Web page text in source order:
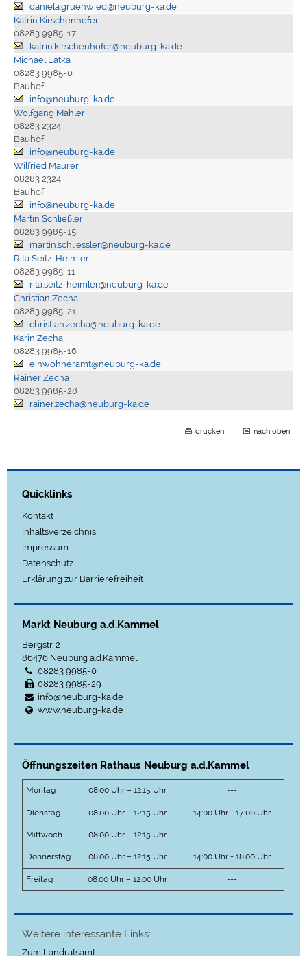
daniela.gruenwied@neuburg-ka.de
Katrin Kirschenhofer
08283 9985-17
katrin.kirschenhofer@neuburg-ka.de
Michael Latka
08283 9985-0
Bauhof
info@neuburg-ka.de
Wolfgang Mahler
08283 2324
Bauhof
info@neuburg-ka.de
Wilfried Maurer
08283 2324
Bauhof
info@neuburg-ka.de
Martin Schließler
08283 9985-15
martin.schliessler@neuburg-ka.de
Rita Seitz-Heimler
08283 9985-11
rita.seitz-heimler@neuburg-ka.de
Christian Zecha
08283 9985-21
christian.zecha@neuburg-ka.de
Karin Zecha
08283 9985-16
einwohneramt@neuburg-ka.de
Rainer Zecha
08283 9985-28
rainer.zecha@neuburg-ka.de
drucken nach oben
Quicklinks
Kontakt
Inhaltsverzeichnis
Impressum
Datenschutz
Erklärung zur Barrierefreiheit
Markt Neuburg a.d.Kammel
Bergstr. 2
86476 Neuburg a.d.Kammel
08283 9985-0
08283 9985-29
info@neuburg-ka.de
www.neuburg-ka.de
Öffnungszeiten Rathaus Neuburg a.d.Kammel
Montag 08:00 Uhr – 12:15 Uhr ---
Dienstag 08:00 Uhr – 12:15 Uhr 14:00 Uhr - 17:00 Uhr
Mittwoch 08:00 Uhr – 12:15 Uhr ---
Donnerstag 08:00 Uhr – 12:15 Uhr 14:00 Uhr - 18:00 Uhr
Freitag 08:00 Uhr – 12:00 Uhr ---
Weitere interessante Links:
Zum Landratsamt